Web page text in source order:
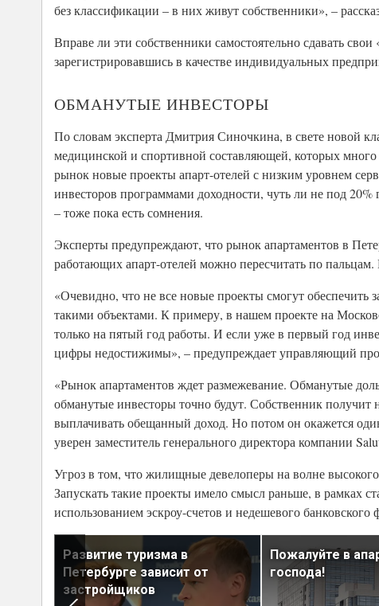
без классификации – в них живут собственники», –
Вправе ли эти собственники самостоятельно сдавать
зарегистрировавшись в качестве индивидуальных
ОБМАНУТЫЕ ИНВЕСТОРЫ
По словам эксперта Дмитрия Синочкина, в свете новой
медицинской и спортивной составляющей, которых
рынок новые проекты апарт-отелей с низким уровнем
инвесторов программами доходности, чуть ли не под
– тоже пока есть сомнения.
Эксперты предупреждают, что рынок апартаментов в
работающих апарт-отелей можно пересчитать по
«Очевидно, что не все новые проекты смогут
такими объектами. К примеру, в нашем проекте на
только на пятый год работы. И если уже в первый год
цифры недостижимы», – предупреждает управляющий
«Рынок апартаментов ждет размежевание. Обманутые
обманутые инвесторы точно будут. Собственник
выплачивать обещанный доход. Но потом он окажется
уверен заместитель генерального директора компании
Угроз в том, что жилищные девелоперы на волне
Запускать такие проекты имело смысл раньше, в рамках
использованием эскроу-счетов и недешевого
Развитие туризма в
Петербурге зависит от
застройщиков
Пожалуйте в
господа!